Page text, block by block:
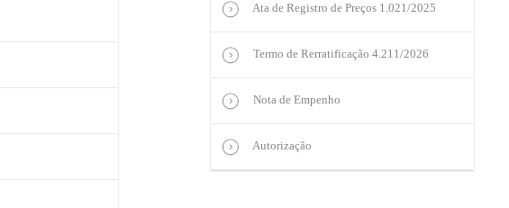
Ata de Registro de Preços 1.021/2025
Termo de Rerratificação 4.211/2026
Nota de Empenho
Autorização